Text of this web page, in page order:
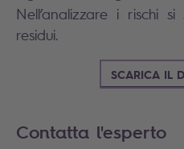
Nell’analizzare i rischi
residui.
SCARICA IL
Contatta l'esperto